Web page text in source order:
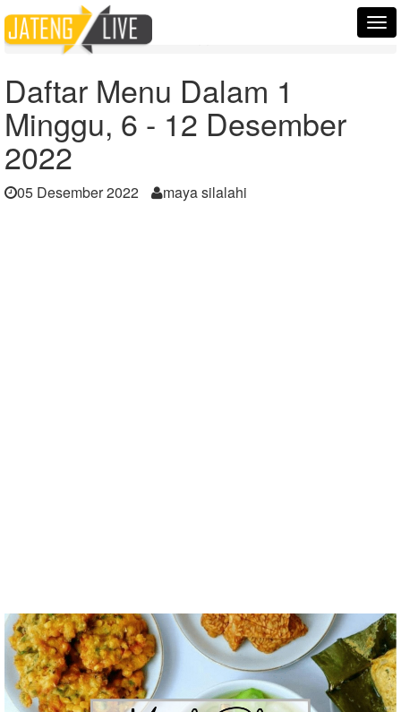
Home
Berita
Daftar Menu Dalam 1 Minggu, 6 - 12 Desember 2022
Daftar Menu Dalam 1
Minggu, 6 - 12 Desember
2022
05 Desember 2022 maya silalahi